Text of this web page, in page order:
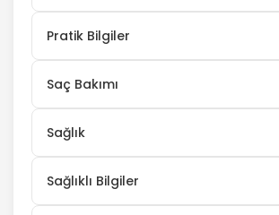
Pratik Bilgiler
Saç Bakımı
Sağlık
Sağlıklı Bilgiler